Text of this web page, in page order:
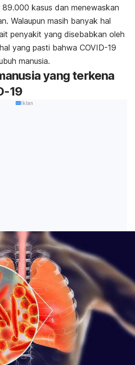
kasus dan menewaskan
Walaupun masih banyak hal
penyakit yang disebabkan oleh
yang pasti bahwa COVID-19
manusia.
yang terkena
19
Iklan